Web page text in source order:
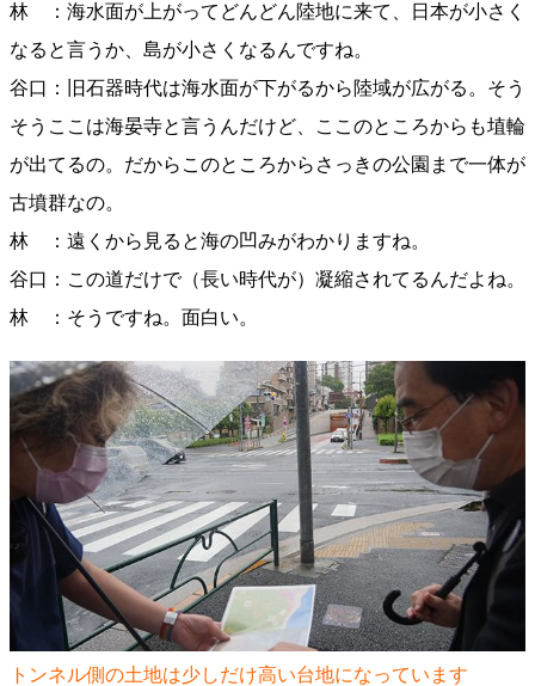
林 ：海水面が上がってどんどん陸地に来て、日本が小さく
なると言うか、島が小さくなるんですね。
谷口：旧石器時代は海水面が下がるから陸域が広がる。そう
そうここは海晏寺と言うんだけど、ここのところからも埴輪
が出てるの。だからこのところからさっきの公園まで一体が
古墳群なの。
林 ：遠くから見ると海の凹みがわかりますね。
谷口：この道だけで（長い時代が）凝縮されてるんだよね。
林 ：そうですね。面白い。
トンネル側の土地は少しだけ高い台地になっています